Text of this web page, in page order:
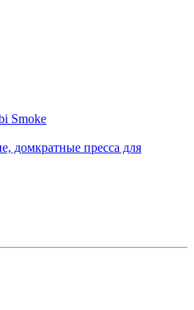
Smoke
домкратные пресса для